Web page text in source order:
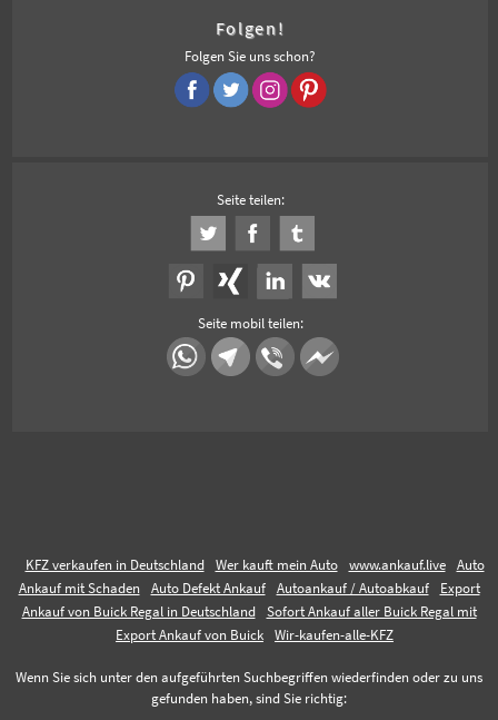
Folgen!
Folgen Sie uns schon?
Seite teilen:
Seite mobil teilen:
KFZ verkaufen in Deutschland Wer kauft mein Auto www.ankauf.live
Auto
Ankauf mit Schaden
Auto Defekt Ankauf Autoankauf / Autoabkauf
Export
Ankauf von Buick Regal in Deutschland
Sofort Ankauf aller Buick Regal mit
Export Ankauf von Buick
Wir-kaufen-alle-KFZ
Wenn Sie sich unter den aufgeführten Suchbegriffen wiederfinden oder zu uns
gefunden haben, sind Sie richtig: